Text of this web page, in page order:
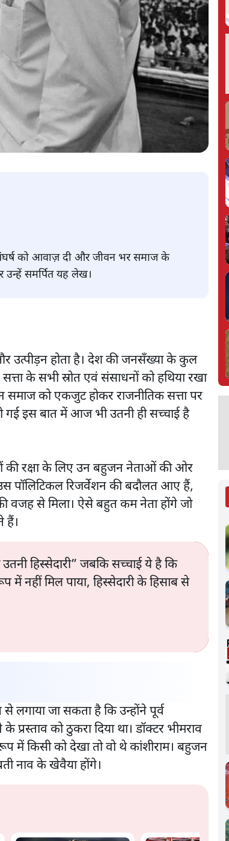
को आवाज़ दी और जीवन भर समाज के
उन्हें समर्पित यह लेख।
उत्पीड़न होता है। देश की जनसँख्या के कुल
के सभी स्रोत एवं संसाधनों को हथिया रखा
समाज को एकजुट होकर राजनीतिक सत्ता पर
गई इस बात में आज भी उतनी ही सच्चाई है
की रक्षा के लिए उन बहुजन नेताओं की ओर
पॉलिटिकल रिजर्वेशन की बदौलत आए हैं,
वजह से मिला। ऐसे बहुत कम नेता होंगे जो
हैं।
हिस्सेदारी” जबकि सच्चाई ये है कि
मिल पाया, हिस्सेदारी के हिसाब से
लगाया जा सकता है कि उन्होंने पूर्व
के प्रस्ताव को ठुकरा दिया था। डॉक्टर भीमराव
किसी को देखा तो वो थे कांशीराम। बहुजन
नाव के खेवैया होंगे।